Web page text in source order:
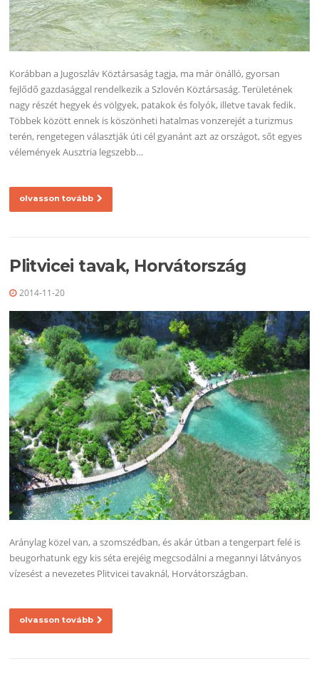
Korábban a Jugoszláv Köztársaság tagja, ma már önálló, gyorsan
fejlődő gazdasággal rendelkezik a Szlovén Köztársaság. Területének
nagy részét hegyek és völgyek, patakok és folyók, illetve tavak fedik.
Többek között ennek is köszönheti hatalmas vonzerejét a turizmus
terén, rengetegen választják úti cél gyanánt azt az országot, sőt egyes
vélemények Ausztria legszebb…
olvasson tovább
Plitvicei tavak, Horvátország
2014-11-20
Aránylag közel van, a szomszédban, és akár útban a tengerpart felé is
beugorhatunk egy kis séta erejéig megcsodálni a megannyi látványos
vízesést a nevezetes Plitvicei tavaknál, Horvátországban.
olvasson tovább